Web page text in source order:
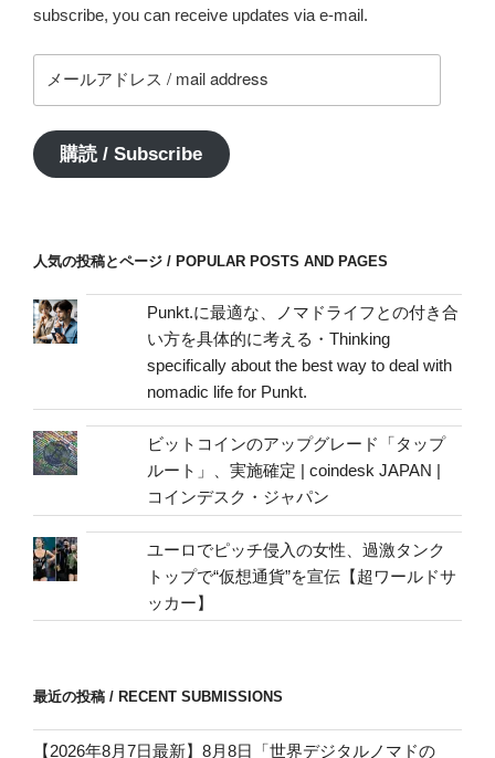
subscribe, you can receive updates via e-mail.
ー
ア
ド
address
購読 / Subscribe
人気の投稿とページ / POPULAR POSTS AND PAGES
Punkt.に最適な、ノマドライフとの付き合
い方を具体的に考える・Thinking
specifically about the best way to deal with
nomadic life for Punkt.
ビットコインのアップグレード「タップ
ルート」、実施確定 | coindesk JAPAN |
コインデスク・ジャパン
ユーロでピッチ侵入の女性、過激タンク
トップで“仮想通貨”を宣伝【超ワールドサ
ッカー】
最近の投稿 / RECENT SUBMISSIONS
【2026年8月7日最新】8月8日「世界デジタルノマドの